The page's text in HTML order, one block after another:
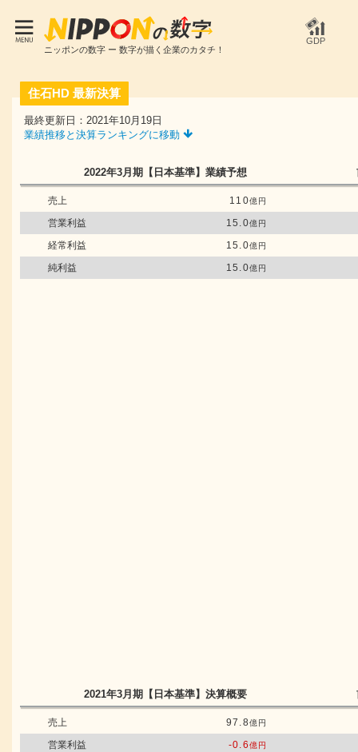
ニッポンの数字 ー 数字が描く企業のカタチ！
GDP
住石HD 最新決算
最終更新日：2021年10月19日
業績推移と決算ランキングに移動
2022年3月期 【日本基準】 業績予想
売上 110億円
営業利益 15.0億円
経常利益 15.0億円
純利益 15.0億円
2021年3月期 【日本基準】 決算概要
売上 97.8億円
営業利益 -0.6億円